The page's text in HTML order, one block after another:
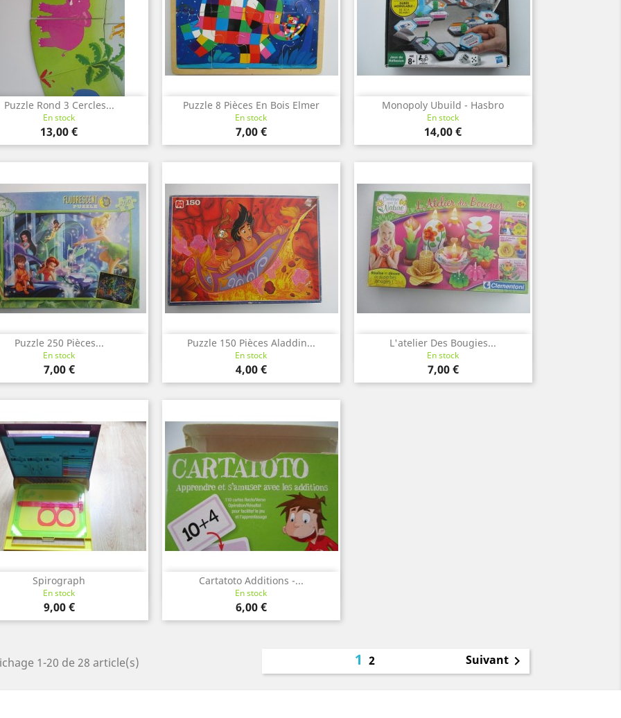
Puzzle Rond 3 Cercles...
En stock
Prix
13,00 €
Aperçu rapide Puzzle 8 Pièces En Bois Elmer
En stock
Prix
7,00 €
 Aperçu rapide Monopoly Ubuild - Hasbro
En stock
Prix
14,00 €
Aperçu rapide
Puzzle 250 Pièces...
En stock
Prix
7,00 €
Aperçu rapide Puzzle 150 Pièces Aladdin...
En stock
Prix
4,00 €
 Aperçu rapide L'atelier Des Bougies...
En stock
Prix
7,00 €
Aperçu rapide
Spirograph
En stock
Prix
9,00 €
Aperçu rapide Cartatoto Additions -...
En stock
Prix
6,00 €
Aperçu rapide
1-20 de 28 article(s) 12 Suivant